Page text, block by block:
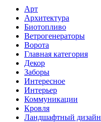
Арт
Архитектура
Биотопливо
Ветрогенераторы
Ворота
Главная категория
Декор
Заборы
Интересное
Интерьер
Коммуникации
Кровля
Ландшафтный дизайн